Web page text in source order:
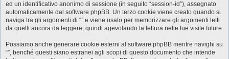
ed un identificativo anonimo di sessione (in seguito “session-id”), assegnato
automaticamente dal software phpBB. Un terzo cookie viene creato quando si
naviga tra gli argomenti di “” e viene usato per memorizzare gli argomenti letti
da quelli ancora da leggere, quindi agevolando la lettura nelle tue visite future.
Possiamo anche generare cookie esterni al software phpBB mentre navighi su
“”, benché questi siano estranei agli scopi di questo documento che intende